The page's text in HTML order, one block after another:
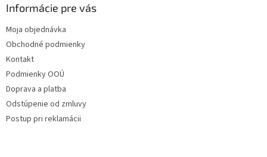
Informácie pre vás
Moja objednávka
Obchodné podmienky
Kontakt
Podmienky OOÚ
Doprava a platba
Odstúpenie od zmluvy
Postup pri reklamácii